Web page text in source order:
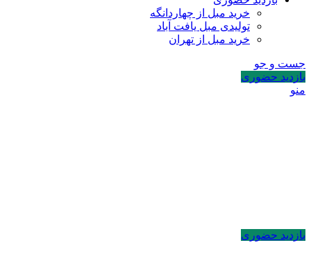
خرید مبل از چهاردانگه
تولیدی مبل یافت آباد
خرید مبل از تهران
جست و جو
بازدید حضوری
منو
بازدید حضوری